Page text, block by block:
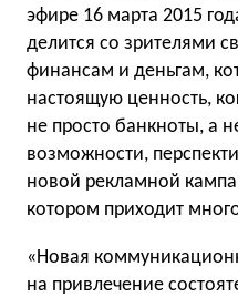
эфире 16 марта 2015
делится со зрителями
финансам и деньгам,
настоящую ценность,
не просто банкноты, а
возможности,
новой рекламной
котором приходит
«Новая
на привлечение